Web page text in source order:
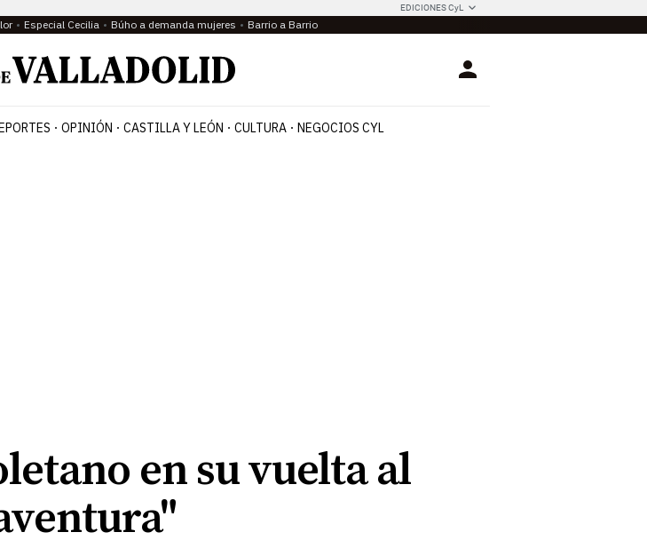
EDICIONES CyL
Especial Cecilia Búho a demanda mujeres Barrio a Barrio
Login
OPINIÓN CASTILLA Y LEÓN CULTURA NEGOCIOS CYL
en su vuelta al